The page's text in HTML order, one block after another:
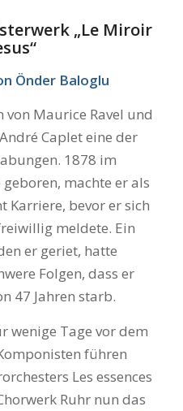
„Le Miroir
Önder Baloglu
von Maurice Ravel und
Caplet eine der
1878 im
machte er als
Karriere, bevor er sich
meldete. Ein
er geriet, hatte
Folgen, dass er
47 Jahren starb.
wenige Tage vor dem
führen
Les essences
Ruhr nun das